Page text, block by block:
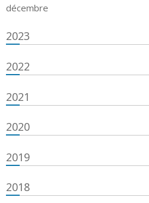
décembre
2023
2022
2021
2020
2019
2018